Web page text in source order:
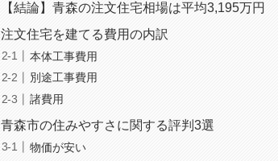
【結論】青森の注文住宅相場は平均3,195万円
注文住宅を建てる費用の内訳
本体工事費用
別途工事費用
諸費用
青森市の住みやすさに関する評判3選
物価が安い